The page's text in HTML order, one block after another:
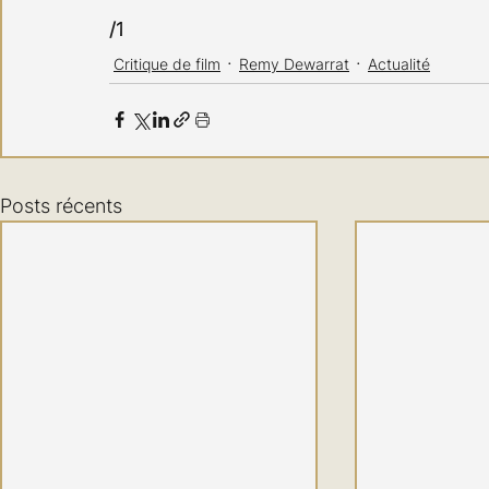
/1
Critique de film Remy Dewarrat Actualité
Posts récents